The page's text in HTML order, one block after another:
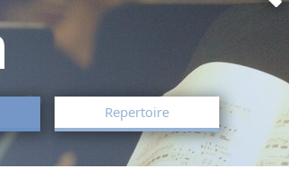
Repertoire